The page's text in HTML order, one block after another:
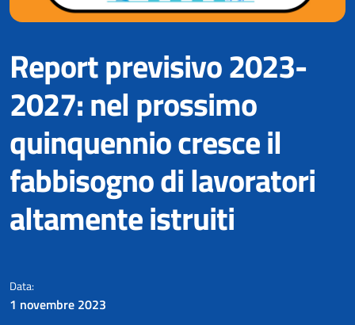
Report previsivo 2023-
2027: nel prossimo
quinquennio cresce il
fabbisogno di lavoratori
altamente istruiti
Data:
1 novembre 2023